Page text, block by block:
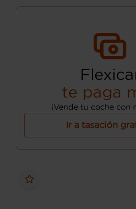
te paga
¡Vende tu coche con
Ir a tasación